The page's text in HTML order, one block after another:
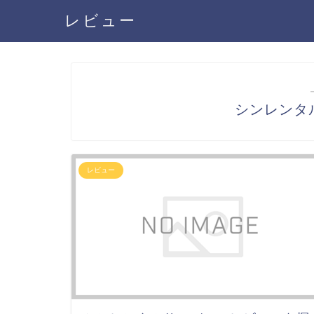
レビュー
シンレンタ
レビュー